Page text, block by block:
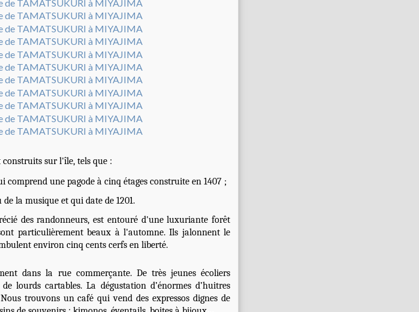
sur l'île, tels que :
comprend une pagode à cinq étages construite en 1407 ;
de la musique et qui date de 1201.
des randonneurs, est entouré d'une luxuriante forêt
particulièrement beaux à l'automne. Ils jalonnent le
environ cinq cents cerfs en liberté.
dans la rue commerçante. De très jeunes écoliers
lourds cartables. La dégustation d’énormes d’huitres
trouvons un café qui vend des expressos dignes de